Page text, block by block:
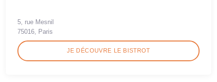
5, rue Mesnil
75016, Paris
JE DÉCOUVRE LE BISTROT